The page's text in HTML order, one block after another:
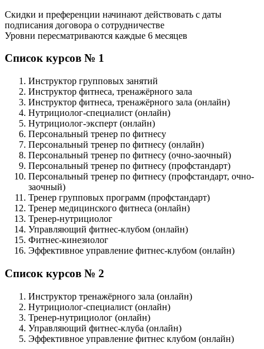
Скидки и преференции начинают действовать с даты
подписания договора о сотрудни­честве
Уровни пересматриваются каждые 6 месяцев
Список курсов № 1
Инструктор групповых занятий
Инструктор фитнеса, тренажёрного зала
Инструктор фитнеса, тренажёрного зала (онлайн)
Нутрициолог-специалист (онлайн)
Нутрициолог-эксперт (онлайн)
Персональ­ный тренер по фитнесу
Персональ­ный тренер по фитнесу (онлайн)
Персональ­ный тренер по фитнесу (очно-заочный)
Персональ­ный тренер по фитнесу (профстандарт)
Персональ­ный тренер по фитнесу (профстандарт, очно-
заочный)
Тренер групповых программ (профстандарт)
Тренер медицин­ского фитнеса (онлайн)
Тренер-нутрициолог
Управляющий фитнес-клубом (онлайн)
Фитнес-кинезио­лог
Эффективное управление фитнес-клубом (онлайн)
Список курсов № 2
Инструктор тренажёрного зала (онлайн)
Нутрициолог-специалист (онлайн)
Тренер-нутрициолог (онлайн)
Управляющий фитнес-клуба (онлайн)
Эффективное управление фитнес клубом (онлайн)